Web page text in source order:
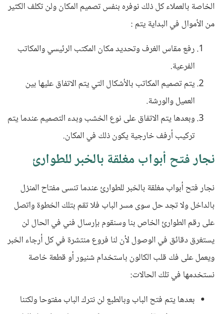
الخاصة بالعملاء كل ذلك نوفره بنفس تصميم المكان ولن تكلف الكثير
من الأموال في البداية يتم :
رفع مقاس الغرف وتحديد مكان المكتب الرئيسي والمكاتب
الفرعية.
يتم تصميم المكاتب بالأشكال التي يتم الاتفاق عليها بين
العميل والورشة.
وبعدها يتم الاتفاق على نوع الخشب وبدء التصميم عندما يتم
تركيب أرفف خارجية يكون ذلك في المكان.
نجار فتح أبواب مغلقة بالخبر للطوارئ
نجار فتح أبواب مغلقة بالخبر للطوارئ عندما تنسى مفتاح المنزل
بالداخل ولا تجد حل سوى مسر الباب فلا تقم بتلك الخطوة واتصل
على رقم الطوارئ الخاص بنا وسنقوم بإرسال فني في الحال لن
يستغرق دقائق في الوصول لأن لنا فروع منتشرة في كل أرجاء الخبر
ويعمل على فك قلب الكالون باستخدام شنيور أو قطعة خاصة
نستخدمها في تلك الحالات:
بعدها يتم فتح الباب وبالطبع لن نترك الباب مفتوحا ولكننا